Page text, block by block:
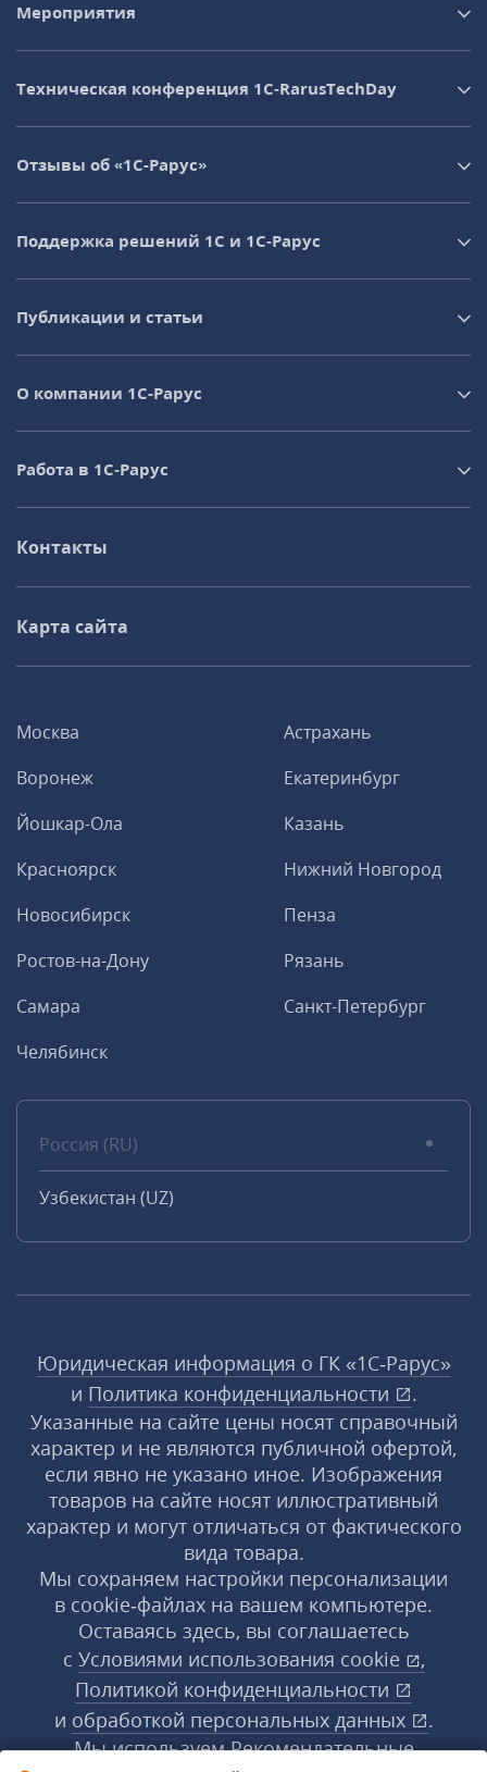
Москва
Астрахань
Воронеж
Екатеринбург
Йошкар-Ола
Казань
Красноярск
Нижний Новгород
Новосибирск
Пенза
Ростов-на-Дону
Рязань
Самара
Санкт-Петербург
Челябинск
Россия (RU)
Узбекистан (UZ)
Мероприятия
Техническая конференция 1C‑RarusTechDay
Отзывы об «1С-Рарус»
Поддержка решений 1С и 1С‑Рарус
Публикации и статьи
О компании 1C-Рарус
Работа в 1С‑Рарус
Контакты
Карта сайта
Юридическая информация о ГК «1С‑Рарус»
и Политика конфиденциальности
.
Указанные на сайте цены носят справочный
характер и не являются публичной офертой,
если явно не указано иное. Изображения
товаров на сайте носят иллюстративный
характер и могут отличаться от фактического
вида товара.
Мы сохраняем настройки персонализации
в cookie‑файлах на вашем компьютере.
Оставаясь здесь, вы соглашаетесь
с Условиями использования cookie
,
Политикой конфиденциальности
и обработкой персональных данных
.
Мы используем Рекомендательные